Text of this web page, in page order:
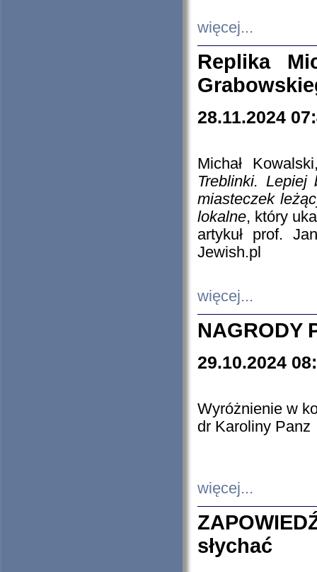
więcej...
Replika
28.11.2024
Michał
Treblinki. Lepiej
miasteczek
lokalne, który
artykuł prof.
Jewish.pl
więcej...
NAGRODY
29.10.2024
Wyróżnienie w
dr Karoliny Panz
więcej...
słychać